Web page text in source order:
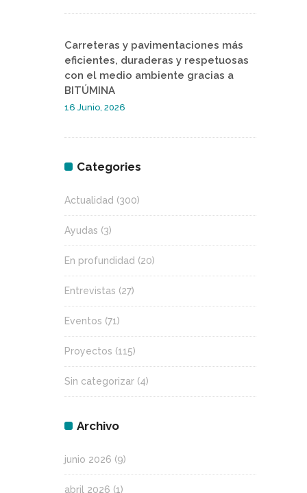
Carreteras y pavimentaciones más
eficientes, duraderas y respetuosas
con el medio ambiente gracias a
BITÚMINA
16 Junio, 2026
Categories
Actualidad (300)
Ayudas (3)
En profundidad (20)
Entrevistas (27)
Eventos (71)
Proyectos (115)
Sin categorizar (4)
Archivo
junio 2026 (9)
abril 2026 (1)